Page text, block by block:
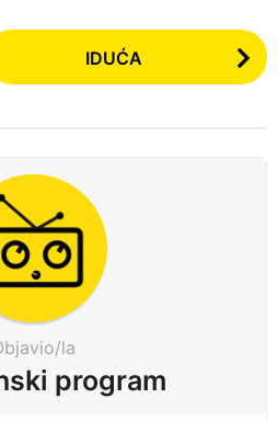
IDUĆA
la
program